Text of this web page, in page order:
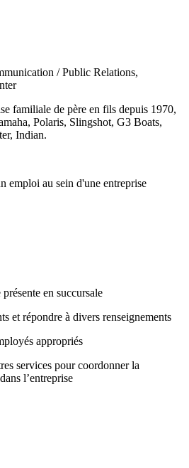
/ Public Relations,
familiale de père en fils depuis 1970,
Polaris, Slingshot, G3 Boats,
Indian.
emploi au sein d'une entreprise
en succursale
et répondre à divers renseignements
appropriés
services pour coordonner la
l’entreprise